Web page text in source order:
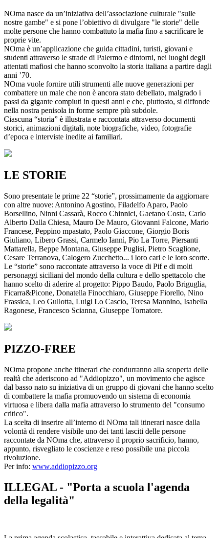
NOma nasce da un’iniziativa dell’associazione culturale "sulle
nostre gambe" e si pone l’obiettivo di divulgare "le storie" delle
molte persone che hanno combattuto la mafia fino a sacrificare le
proprie vite.
NOma è un’applicazione che guida cittadini, turisti, giovani e
studenti attraverso le strade di Palermo e dintorni, nei luoghi degli
attentati mafiosi che hanno sconvolto la storia italiana a partire dagli
anni ’70.
NOma vuole fornire utili strumenti alle nuove generazioni per
combattere un male che non è ancora stato debellato, malgrado i
passi da gigante compiuti in questi anni e che, piuttosto, si diffonde
nella nostra penisola in forme sempre più subdole.
Ciascuna “storia” è illustrata e raccontata attraverso documenti
storici, animazioni digitali, note biografiche, video, fotografie
d’epoca e interviste inedite ai familiari.
LE STORIE
Sono presentate le prime 22 “storie”, prossimamente da aggiornare
con altre nuove: Antonino Agostino, Filadelfo Aparo, Paolo
Borsellino, Ninni Cassarà, Rocco Chinnici, Gaetano Costa, Carlo
Alberto Dalla Chiesa, Mauro De Mauro, Giovanni Falcone, Mario
Francese, Peppino mpastato, Paolo Giaccone, Giorgio Boris
Giuliano, Libero Grassi, Carmelo Iannì, Pio La Torre, Piersanti
Mattarella, Beppe Montana, Giuseppe Puglisi, Pietro Scaglione,
Cesare Terranova, Calogero Zucchetto... i loro cari e le loro scorte.
Le “storie” sono raccontate attraverso la voce di Pif e di molti
personaggi siciliani del mondo della cultura e dello spettacolo che
hanno scelto di aderire al progetto: Pippo Baudo, Paolo Briguglia,
Ficarra&Picone, Donatella Finocchiaro, Giuseppe Fiorello, Nino
Frassica, Leo Gullotta, Luigi Lo Cascio, Teresa Mannino, Isabella
Ragonese, Francesco Scianna, Giuseppe Tornatore.
PIZZO-FREE
NOma propone anche itinerari che condurranno alla scoperta delle
realtà che aderiscono ad "Addiopizzo", un movimento che agisce
dal basso nato su iniziativa di un gruppo di giovani che hanno scelto
di combattere la mafia promuovendo un sistema di economia
virtuosa e libera dalla mafia attraverso lo strumento del "consumo
critico".
La scelta di inserire all’interno di NOma tali itinerari nasce dalla
volontà di rendere visibile uno dei tanti lasciti delle persone
raccontate da NOma che, attraverso il proprio sacrificio, hanno,
appunto, risvegliato le coscienze e reso possibile una piccola
rivoluzione.
Per info: www.addiopizzo.org
ILLEGAL - "Porta a scuola l'agenda
della legalità"